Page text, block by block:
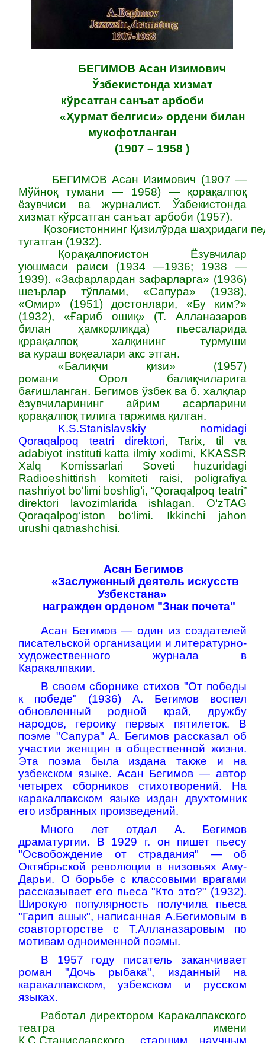
БЕГИМОВ Асан Изимович
Ўзбекистонда хизмат
кўрсатган санъатарбоби
«Ҳурмат белгиси» ордени билан
мукофотланган
(1907 – 1958 )
БЕГИМОВ Асан Изимович (1907 —
Мўйноқ тумани — 1958) — қорақалпоқ
ёзувчиси ва журналист. Ўзбекистонда
хизмат кўрсатгансанъат арбоби (1957).
Қозоғистоннинг Қизилўрда шаҳридаги
тугатган (1932).
Қорақалпоғистон Ёзувчилар
уюшмаси раиси (1934 —1936; 1938 —
1939). «Зафарлардан зафарларга» (1936)
шеърлар тўплами, «Сапура» (1938),
«Омир» (1951) достонлари, «Бу ким?»
(1932), «Ғариб ошиқ» (Т. Алланазаров
билан ҳамкорликда) пьесаларида
қррақалпоқ халқининг турмуши
ва кураш воқеалари акс этган.
«Балиқчи қизи» (1957)
романи Орол балиқчиларига
бағишланган. Бегимов ўзбек ва б. халқлар
ёзувчиларининг айрим асарларини
қорақалпоқ тилигатаржима қилган.
K.S.Stanislavskiy nomidagi
Qoraqalpoq teatri direktori, Tarix, til va
adabiyot instituti katta ilmiy xodimi, KKASSR
Xalq Komissarlari Soveti huzuridagi
Radioeshittirish komiteti raisi, poligrafiya
nashriyot boʻlimi boshligʻi, “Qoraqalpoq teatri”
direktori lavozimlarida ishlagan. O‘zTAG
Qoraqalpog‘iston bo‘limi. Ikkinchi jahon
urushi qatnashchisi.
Асан Бегимов
«Заслуженный деятель искусств
Узбекстана»
награжден орденом "Знак почета"
Асан Бегимов — один из создателей
писательской организации и литературно-
художественного журнала в
Каракалпакии.
В своем сборнике стихов "От победы
к победе" (1936) А. Бегимов воспел
обновленный родной край, дружбу
народов, героику первых пятилеток. В
поэме "Сапура" А. Бегимов рассказал об
участии женщин в общественной жизни.
Эта поэма была издана также и на
узбекском языке. Асан Бегимов — автор
четырех сборников стихотворений. На
каракалпакском языке издан двухтомник
его избранных произведений.
Много лет отдал А. Бегимов
драматургии. В 1929 г. он пишет пьесу
"Освобождение от страдания" — об
Октябрьской революции в низовьях Аму-
Дарьи. О борьбе с классовыми врагами
рассказывает его пьеса "Кто это?" (1932).
Широкую популярность получила пьеса
"Гарип ашык", написанная А.Бегимовым в
соавторторстве с Т.Алланазаровым по
мотивам одноименной поэмы.
В 1957 году писатель заканчивает
роман "Дочь рыбака", изданный на
каракалпакском, узбекском и русском
языках.
Работал директором Каракалпакского
театра имени
К.С.Станиславского, старшим научным